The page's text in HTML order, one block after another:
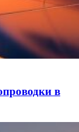
в